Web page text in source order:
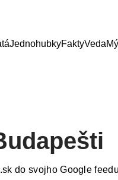
JednohubkyFaktyVeda
do svojho Google